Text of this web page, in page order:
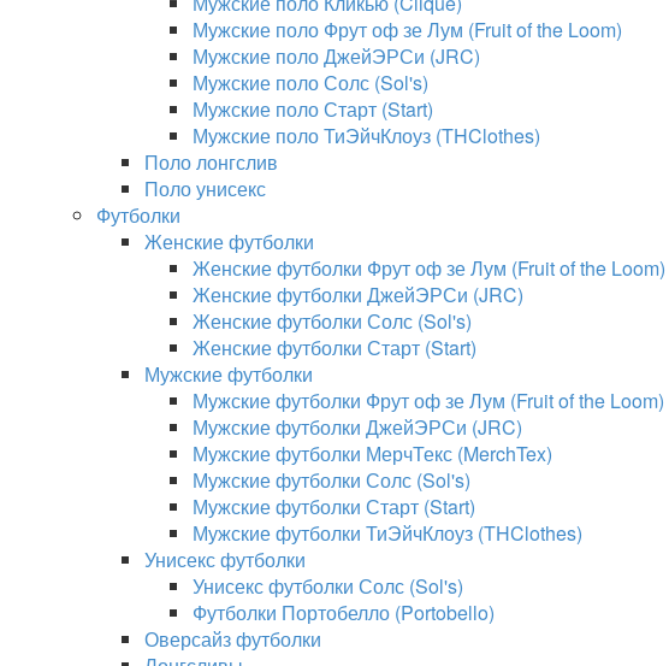
Мужские поло Фрут оф зе Лум (Fruit of the Loom)
Мужские поло ДжейЭРСи (JRC)
Мужские поло Солс (Sol's)
Мужские поло Старт (Start)
Мужские поло ТиЭйчКлоуз (THClothes)
Поло лонгслив
Поло унисекс
Футболки
Женские футболки
Женские футболки Фрут оф зе Лум (Fruit of the Loom)
Женские футболки ДжейЭРСи (JRC)
Женские футболки Солс (Sol's)
Женские футболки Старт (Start)
Мужские футболки
Мужские футболки Фрут оф зе Лум (Fruit of the Loom)
Мужские футболки ДжейЭРСи (JRC)
Мужские футболки МерчТекс (MerchTex)
Мужские футболки Солс (Sol's)
Мужские футболки Старт (Start)
Мужские футболки ТиЭйчКлоуз (THClothes)
Унисекс футболки
Унисекс футболки Солс (Sol's)
Футболки Портобелло (Portobello)
Оверсайз футболки